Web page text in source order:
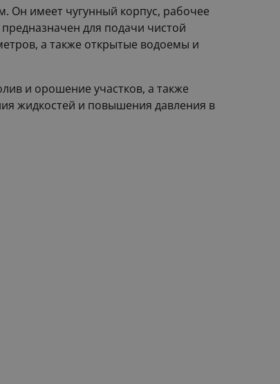
Он имеет чугунный корпус, рабочее
для подачи чистой
а также открытые водоемы и
и орошение участков, а также
жидкостей и повышения давления в